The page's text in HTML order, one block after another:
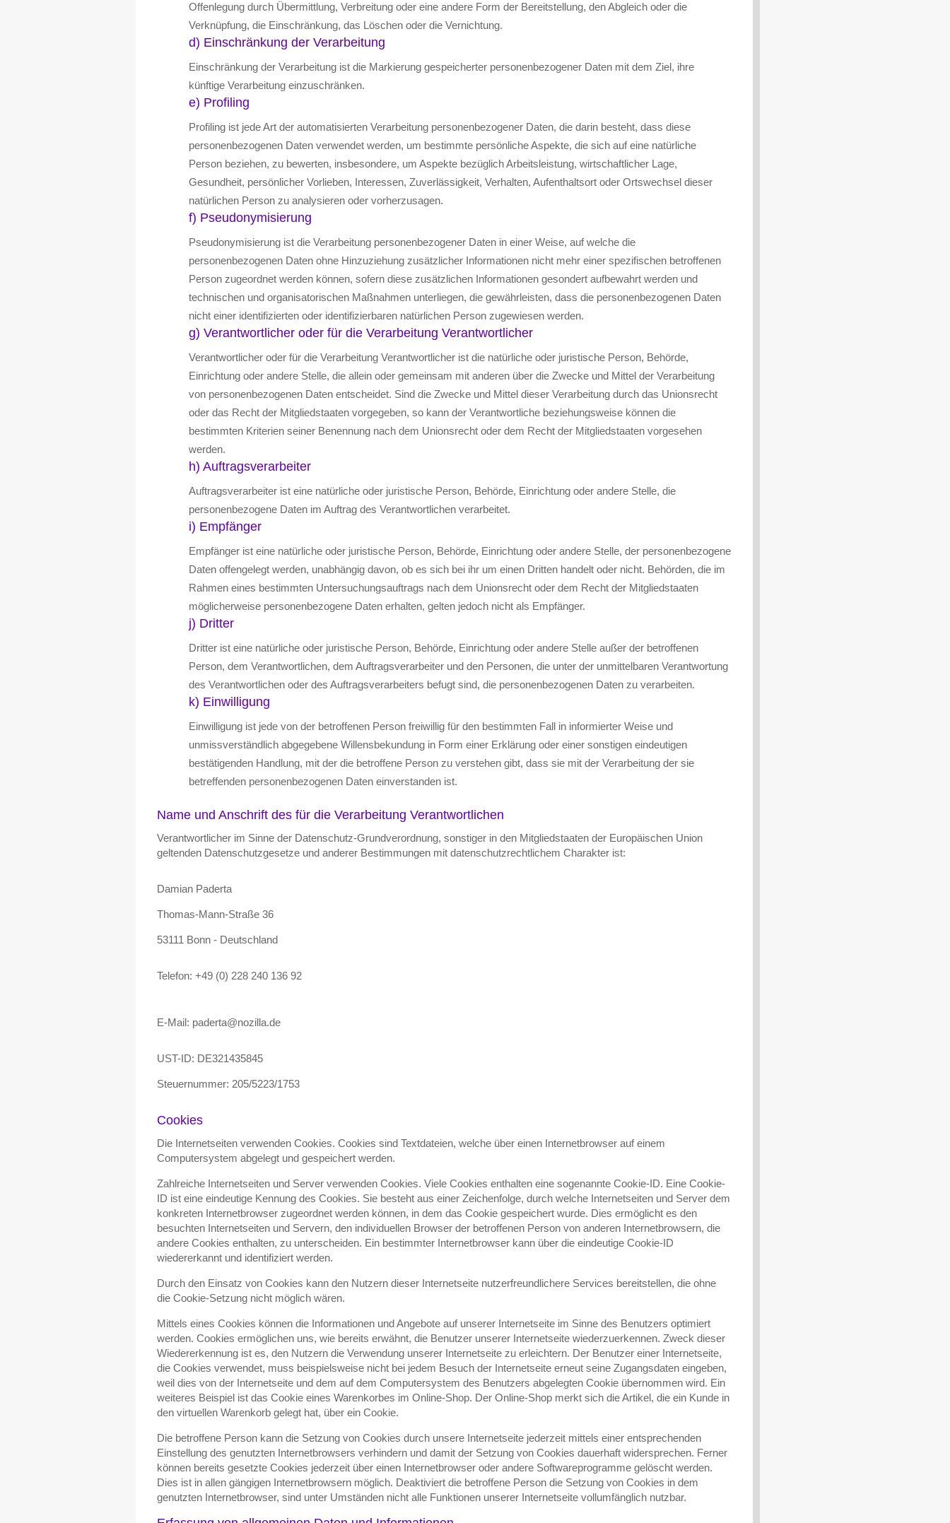
Offenlegung durch Übermittlung, Verbreitung oder eine andere Form der Bereitstellung, den Abgleich oder die
Verknüpfung, die Einschränkung, das Löschen oder die Vernichtung.
d) Einschränkung der Verarbeitung
Einschränkung der Verarbeitung ist die Markierung gespeicherter personenbezogener Daten mit dem Ziel, ihre
künftige Verarbeitung einzuschränken.
e) Profiling
Profiling ist jede Art der automatisierten Verarbeitung personenbezogener Daten, die darin besteht, dass diese
personenbezogenen Daten verwendet werden, um bestimmte persönliche Aspekte, die sich auf eine natürliche
Person beziehen, zu bewerten, insbesondere, um Aspekte bezüglich Arbeitsleistung, wirtschaftlicher Lage,
Gesundheit, persönlicher Vorlieben, Interessen, Zuverlässigkeit, Verhalten, Aufenthaltsort oder Ortswechsel dieser
natürlichen Person zu analysieren oder vorherzusagen.
f) Pseudonymisierung
Pseudonymisierung ist die Verarbeitung personenbezogener Daten in einer Weise, auf welche die
personenbezogenen Daten ohne Hinzuziehung zusätzlicher Informationen nicht mehr einer spezifischen betroffenen
Person zugeordnet werden können, sofern diese zusätzlichen Informationen gesondert aufbewahrt werden und
technischen und organisatorischen Maßnahmen unterliegen, die gewährleisten, dass die personenbezogenen Daten
nicht einer identifizierten oder identifizierbaren natürlichen Person zugewiesen werden.
g) Verantwortlicher oder für die Verarbeitung Verantwortlicher
Verantwortlicher oder für die Verarbeitung Verantwortlicher ist die natürliche oder juristische Person, Behörde,
Einrichtung oder andere Stelle, die allein oder gemeinsam mit anderen über die Zwecke und Mittel der Verarbeitung
von personenbezogenen Daten entscheidet. Sind die Zwecke und Mittel dieser Verarbeitung durch das Unionsrecht
oder das Recht der Mitgliedstaaten vorgegeben, so kann der Verantwortliche beziehungsweise können die
bestimmten Kriterien seiner Benennung nach dem Unionsrecht oder dem Recht der Mitgliedstaaten vorgesehen
werden.
h) Auftragsverarbeiter
Auftragsverarbeiter ist eine natürliche oder juristische Person, Behörde, Einrichtung oder andere Stelle, die
personenbezogene Daten im Auftrag des Verantwortlichen verarbeitet.
i) Empfänger
Empfänger ist eine natürliche oder juristische Person, Behörde, Einrichtung oder andere Stelle, der personenbezogene
Daten offengelegt werden, unabhängig davon, ob es sich bei ihr um einen Dritten handelt oder nicht. Behörden, die im
Rahmen eines bestimmten Untersuchungsauftrags nach dem Unionsrecht oder dem Recht der Mitgliedstaaten
möglicherweise personenbezogene Daten erhalten, gelten jedoch nicht als Empfänger.
j) Dritter
Dritter ist eine natürliche oder juristische Person, Behörde, Einrichtung oder andere Stelle außer der betroffenen
Person, dem Verantwortlichen, dem Auftragsverarbeiter und den Personen, die unter der unmittelbaren Verantwortung
des Verantwortlichen oder des Auftragsverarbeiters befugt sind, die personenbezogenen Daten zu verarbeiten.
k) Einwilligung
Einwilligung ist jede von der betroffenen Person freiwillig für den bestimmten Fall in informierter Weise und
unmissverständlich abgegebene Willensbekundung in Form einer Erklärung oder einer sonstigen eindeutigen
bestätigenden Handlung, mit der die betroffene Person zu verstehen gibt, dass sie mit der Verarbeitung der sie
betreffenden personenbezogenen Daten einverstanden ist.
Name und Anschrift des für die Verarbeitung Verantwortlichen
Verantwortlicher im Sinne der Datenschutz-Grundverordnung, sonstiger in den Mitgliedstaaten der Europäischen Union
geltenden Datenschutzgesetze und anderer Bestimmungen mit datenschutzrechtlichem Charakter ist:
Damian Paderta
Thomas-Mann-Straße 36
53111 Bonn - Deutschland
Telefon: +49 (0) 228 240 136 92
E-Mail: paderta@nozilla.de
UST-ID: DE321435845
Steuernummer: 205/5223/1753
Cookies
Die Internetseiten verwenden Cookies. Cookies sind Textdateien, welche über einen Internetbrowser auf einem
Computersystem abgelegt und gespeichert werden.
Zahlreiche Internetseiten und Server verwenden Cookies. Viele Cookies enthalten eine sogenannte Cookie-ID. Eine Cookie-
ID ist eine eindeutige Kennung des Cookies. Sie besteht aus einer Zeichenfolge, durch welche Internetseiten und Server dem
konkreten Internetbrowser zugeordnet werden können, in dem das Cookie gespeichert wurde. Dies ermöglicht es den
besuchten Internetseiten und Servern, den individuellen Browser der betroffenen Person von anderen Internetbrowsern, die
andere Cookies enthalten, zu unterscheiden. Ein bestimmter Internetbrowser kann über die eindeutige Cookie-ID
wiedererkannt und identifiziert werden.
Durch den Einsatz von Cookies kann den Nutzern dieser Internetseite nutzerfreundlichere Services bereitstellen, die ohne
die Cookie-Setzung nicht möglich wären.
Mittels eines Cookies können die Informationen und Angebote auf unserer Internetseite im Sinne des Benutzers optimiert
werden. Cookies ermöglichen uns, wie bereits erwähnt, die Benutzer unserer Internetseite wiederzuerkennen. Zweck dieser
Wiedererkennung ist es, den Nutzern die Verwendung unserer Internetseite zu erleichtern. Der Benutzer einer Internetseite,
die Cookies verwendet, muss beispielsweise nicht bei jedem Besuch der Internetseite erneut seine Zugangsdaten eingeben,
weil dies von der Internetseite und dem auf dem Computersystem des Benutzers abgelegten Cookie übernommen wird. Ein
weiteres Beispiel ist das Cookie eines Warenkorbes im Online-Shop. Der Online-Shop merkt sich die Artikel, die ein Kunde in
den virtuellen Warenkorb gelegt hat, über ein Cookie.
Die betroffene Person kann die Setzung von Cookies durch unsere Internetseite jederzeit mittels einer entsprechenden
Einstellung des genutzten Internetbrowsers verhindern und damit der Setzung von Cookies dauerhaft widersprechen. Ferner
können bereits gesetzte Cookies jederzeit über einen Internetbrowser oder andere Softwareprogramme gelöscht werden.
Dies ist in allen gängigen Internetbrowsern möglich. Deaktiviert die betroffene Person die Setzung von Cookies in dem
genutzten Internetbrowser, sind unter Umständen nicht alle Funktionen unserer Internetseite vollumfänglich nutzbar.